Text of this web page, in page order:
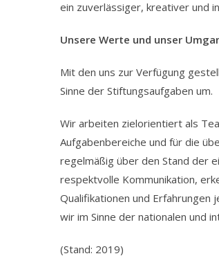
ein zuverlässiger, kreativer und
Unsere Werte und unser
Mit den uns zur Verfügung
Sinne der Stiftungsaufgaben um.
Wir arbeiten zielorientiert als
Aufgabenbereiche und für die
regelmäßig über den Stand der
respektvolle Kommunikation,
Qualifikationen und
wir im Sinne der nationalen und
(Stand: 2019)